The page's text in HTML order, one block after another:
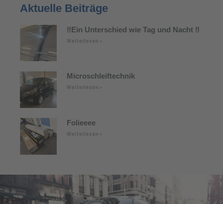
Aktuelle Beiträge
‼️Ein Unterschied wie Tag und Nacht ‼️
Weiterlesen »
Microschleiftechnik
Weiterlesen »
Folieeee
Weiterlesen »